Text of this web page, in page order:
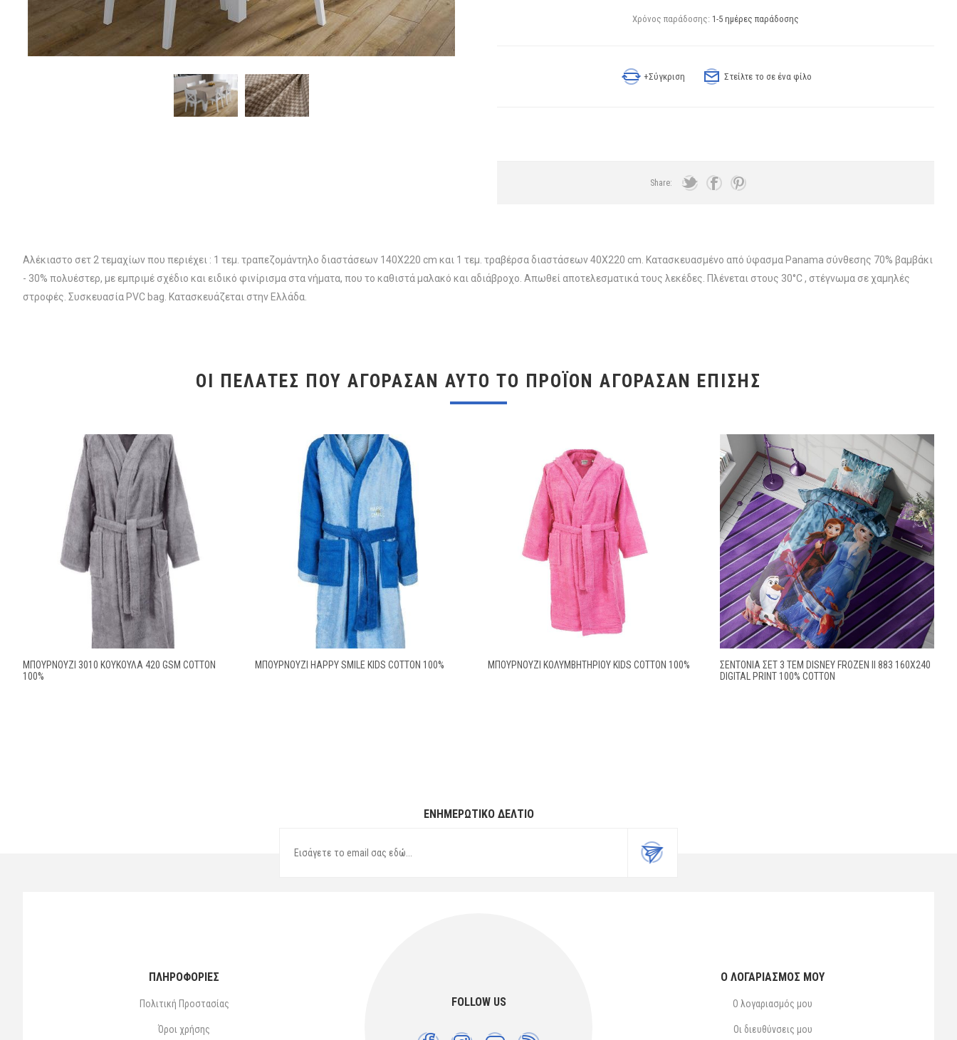
Χρόνος παράδοσης: 1-5 ημέρες παράδοσης
+Σύγκριση Στείλτε το σε ένα φίλο
Share:
Αλέκιαστο σετ 2 τεμαχίων που περιέχει : 1 τεμ. τραπεζομάντηλο διαστάσεων 140X220 cm και 1 τεμ. τραβέρσα διαστάσεων 40X220 cm. Κατασκευασμένο από ύφασμα Panama σύνθεσης 70% βαμβάκι
- 30% πολυέστερ, με εμπριμέ σχέδιο και ειδικό φινίρισμα στα νήματα, που το καθιστά μαλακό και αδιάβροχο. Απωθεί αποτελεσματικά τους λεκέδες. Πλένεται στους 30°C , στέγνωμα σε χαμηλές
στροφές. Συσκευασία PVC bag. Κατασκευάζεται στην Ελλάδα.
ΟΙ ΠΕΛΆΤΕΣ ΠΟΥ ΑΓΌΡΑΣΑΝ ΑΥΤΌ ΤΟ ΠΡΟΪΌΝ ΑΓΌΡΑΣΑΝ ΕΠΊΣΗΣ
ΜΠΟΥΡΝΟΥΖΙ 3010 ΚΟΥΚΟΥΛΑ 420 GSM COTTON
100%
ΜΠΟΥΡΝΟΥΖΙ HAPPY SMILE KIDS COTTON 100% ΜΠΟΥΡΝΟΥΖΙ ΚΟΛΥΜΒΗΤΗΡΙΟΥ KIDS COTTON 100%
ΣΕΝΤΟΝΙΑ ΣΕΤ 3 ΤΕΜ DISNEY FROZEN II 883 160X240
DIGITAL PRINT 100% COTTON
ΕΝΗΜΕΡΩΤΙΚΌ ΔΕΛΤΊΟ
FOLLOW US
ΠΛΗΡΟΦΟΡΙΕΣ
Πολιτική Προστασίας
Όροι χρήσης
Ο ΛΟΓΑΡΙΑΣΜΌΣ ΜΟΥ
Ο λογαριασμός μου
Οι διευθύνσεις μου